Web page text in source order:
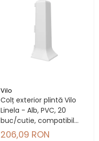
Vilo
Colț exterior plintă Vilo
Linela - Alb, PVC, 20
buc/cutie, compatibil
plintă 80 mm
206,09 RON